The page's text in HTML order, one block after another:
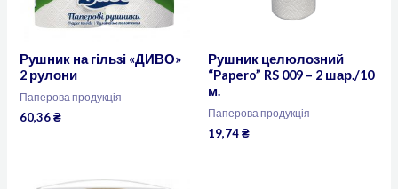
Рушник на гільзі «ДИВО»
2 рулони
Паперова продукція
60,36₴
Рушник целюлозний
“Papero” RS 009 – 2 шар./10
м.
Паперова продукція
19,74₴